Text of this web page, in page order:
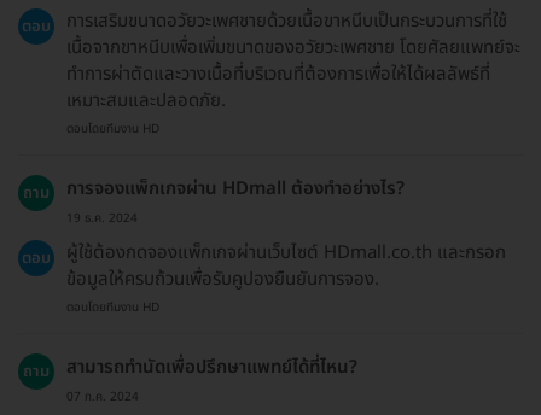
ตอบ
การเสริมขนาดอวัยวะเพศชายด้วยเนื้อขาหนีบเป็นกระบวนการที่ใช้
เนื้อจากขาหนีบเพื่อเพิ่มขนาดของอวัยวะเพศชาย โดยศัลยแพทย์จะ
ทำการผ่าตัดและวางเนื้อที่บริเวณที่ต้องการเพื่อให้ได้ผลลัพธ์ที่
เหมาะสมและปลอดภัย.
ตอบโดยทีมงาน HD
ถาม การจองแพ็กเกจผ่าน HDmall ต้องทำอย่างไร?
19 ธ.ค. 2024
ตอบ
ผู้ใช้ต้องกดจองแพ็กเกจผ่านเว็บไซต์ HDmall.co.th และกรอก
ข้อมูลให้ครบถ้วนเพื่อรับคูปองยืนยันการจอง.
ตอบโดยทีมงาน HD
ถาม สามารถทำนัดเพื่อปรึกษาแพทย์ได้ที่ไหน?
07 ก.ค. 2024